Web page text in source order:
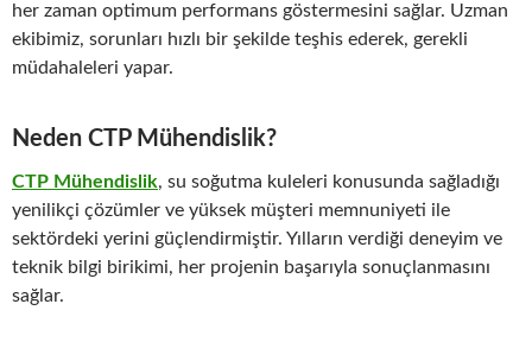
her zaman optimum performans göstermesini sağlar. Uzman
ekibimiz, sorunları hızlı bir şekilde teşhis ederek, gerekli
müdahaleleri yapar.
Neden CTP Mühendislik?
CTP Mühendislik, su soğutma kuleleri konusunda sağladığı
yenilikçi çözümler ve yüksek müşteri memnuniyeti ile
sektördeki yerini güçlendirmiştir. Yılların verdiği deneyim ve
teknik bilgi birikimi, her projenin başarıyla sonuçlanmasını
sağlar.